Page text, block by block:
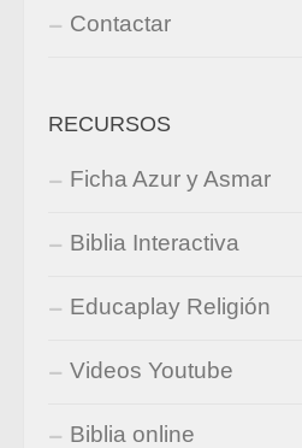
Contactar
RECURSOS
Ficha Azur y Asmar
Biblia Interactiva
Educaplay Religión
Videos Youtube
Biblia online